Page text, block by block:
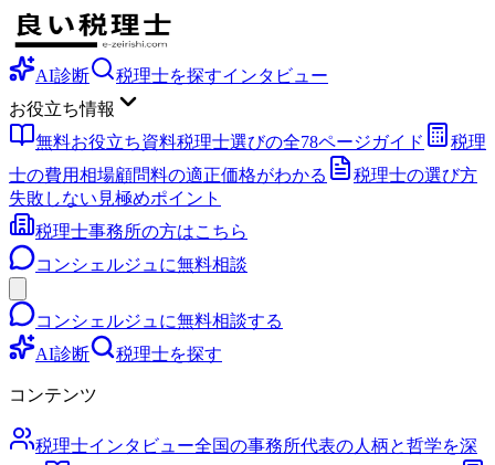
AI診断 税理士を探すインタビュー
お役立ち情報
無料お役立ち資料税理士選びの全78ページガイド
税理
士の費用相場顧問料の適正価格がわかる
税理士の選び方
失敗しない見極めポイント
税理士事務所の方はこちら
コンシェルジュに無料相談
コンシェルジュに無料相談する
AI診断
税理士を探す
コンテンツ
税理士インタビュー全国の事務所代表の人柄と哲学を深